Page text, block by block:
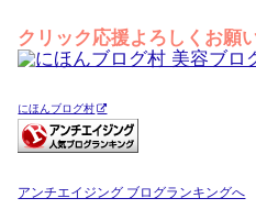
クリック応援よろしくお願
にほんブログ村
アンチエイジング ブログランキングへ